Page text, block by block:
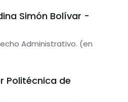
Simón Bolívar -
Administrativo. (en
Politécnica de